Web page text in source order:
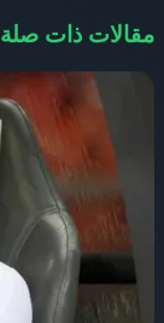
مقالات ذات صلة